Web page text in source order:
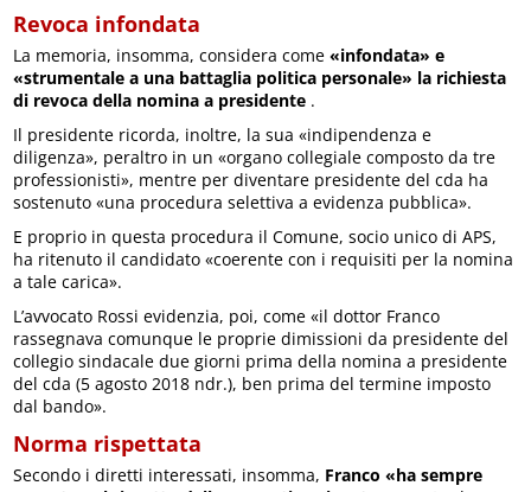
Revoca infondata
La memoria, insomma, considera come«infondata» e
«strumentale a una battaglia politica personale» la richiesta
di revoca della nomina a presidente .
Il presidente ricorda, inoltre, la sua «indipendenza e
diligenza», peraltro in un «organo collegiale composto da tre
professionisti», mentre per diventare presidente del cda ha
sostenuto «una procedura selettiva a evidenza pubblica».
E proprio in questa procedura il Comune, socio unico di APS,
ha ritenuto il candidato «coerente con i requisiti per la nomina
a tale carica».
L’avvocato Rossi evidenzia, poi, come «il dottor Franco
rassegnava comunque le proprie dimissioni da presidente del
collegio sindacale due giorni prima della nomina a presidente
del cda (5 agosto 2018 ndr.), ben prima del termine imposto
dal bando».
Norma rispettata
Secondo i diretti interessati, insomma, Franco «ha sempre